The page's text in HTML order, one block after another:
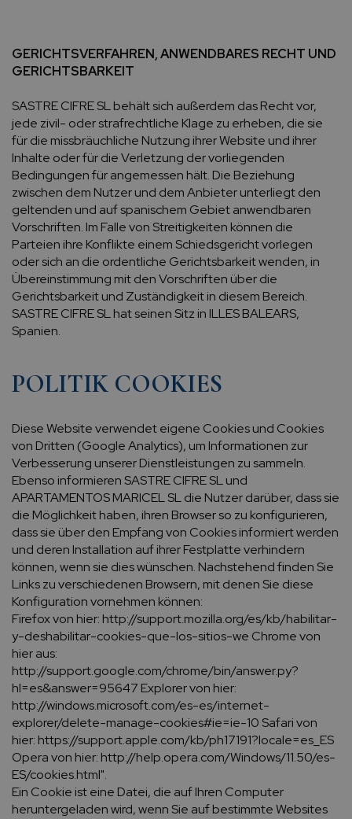
GERICHTSVERFAHREN, ANWENDBARES RECHT UND
GERICHTSBARKEIT
SASTRE CIFRE SL behält sich außerdem das Recht vor,
jede zivil- oder strafrechtliche Klage zu erheben, die sie
für die missbräuchliche Nutzung ihrer Website und ihrer
Inhalte oder für die Verletzung der vorliegenden
Bedingungen für angemessen hält. Die Beziehung
zwischen dem Nutzer und dem Anbieter unterliegt den
geltenden und auf spanischem Gebiet anwendbaren
Vorschriften. Im Falle von Streitigkeiten können die
Parteien ihre Konflikte einem Schiedsgericht vorlegen
oder sich an die ordentliche Gerichtsbarkeit wenden, in
Übereinstimmung mit den Vorschriften über die
Gerichtsbarkeit und Zuständigkeit in diesem Bereich.
SASTRE CIFRE SL hat seinen Sitz in ILLES BALEARS,
Spanien.
POLITIK COOKIES
Diese Website verwendet eigene Cookies und Cookies
von Dritten (Google Analytics), um Informationen zur
Verbesserung unserer Dienstleistungen zu sammeln.
Ebenso informieren SASTRE CIFRE SL und
APARTAMENTOS MARICEL SL die Nutzer darüber, dass sie
die Möglichkeit haben, ihren Browser so zu konfigurieren,
dass sie über den Empfang von Cookies informiert werden
und deren Installation auf ihrer Festplatte verhindern
können, wenn sie dies wünschen. Nachstehend finden Sie
Links zu verschiedenen Browsern, mit denen Sie diese
Konfiguration vornehmen können:
Firefox von hier: http://support.mozilla.org/es/kb/habilitar-
y-deshabilitar-cookies-que-los-sitios-we Chrome von
hier aus:
http://support.google.com/chrome/bin/answer.py?
hl=es&answer=95647 Explorer von hier:
http://windows.microsoft.com/es-es/internet-
explorer/delete-manage-cookies#ie=ie-10 Safari von
hier: https://support.apple.com/kb/ph17191?locale=es_ES
Opera von hier: http://help.opera.com/Windows/11.50/es-
ES/cookies.html".
Ein Cookie ist eine Datei, die auf Ihren Computer
heruntergeladen wird, wenn Sie auf bestimmte Websites